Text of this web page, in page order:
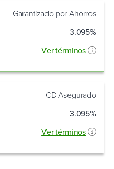
Garantizado por Ahorros
3.095%
Ver términos
CD Asegurado
3.095%
Ver términos